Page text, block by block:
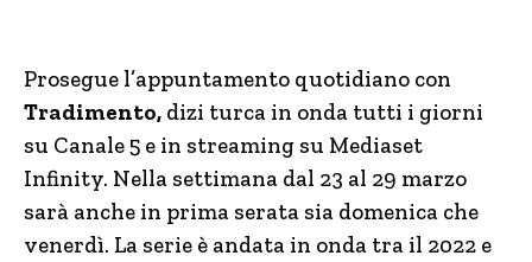
Prosegue l’appuntamento quotidiano con
Tradimento, dizi turca in onda tutti i giorni
su Canale 5 e in streaming su Mediaset
Infinity. Nella settimana dal 23 al 29 marzo
sarà anche in prima serata sia domenica che
venerdì. La serie è andata in onda tra il 2022 e